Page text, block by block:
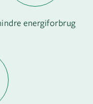
energiforbrug